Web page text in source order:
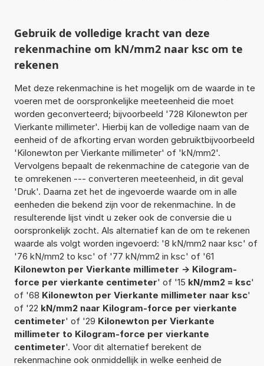
Gebruik de volledige kracht van deze
rekenmachine om kN/mm2 naar ksc om te
rekenen
Met deze rekenmachine is het mogelijk om de waarde in te
voeren met de oorspronkelijke meeteenheid die moet
worden geconverteerd; bijvoorbeeld '728 Kilonewton per
Vierkante millimeter'. Hierbij kan de volledige naam van de
eenheid of de afkorting ervan worden gebruiktbijvoorbeeld
'Kilonewton per Vierkante millimeter' of 'kN/mm2'.
Vervolgens bepaalt de rekenmachine de categorie van de
te omrekenen --- converteren meeteenheid, in dit geval
'Druk'. Daarna zet het de ingevoerde waarde om in alle
eenheden die bekend zijn voor de rekenmachine. In de
resulterende lijst vindt u zeker ook de conversie die u
oorspronkelijk zocht. Als alternatief kan de om te rekenen
waarde als volgt worden ingevoerd: '8 kN/mm2 naar ksc' of
'76 kN/mm2 to ksc' of '77 kN/mm2 in ksc' of '61
Kilonewton per Vierkante millimeter -> Kilogram-
force per vierkante centimeter' of '15 kN/mm2 = ksc'
of '68 Kilonewton per Vierkante millimeter naar ksc'
of '22 kN/mm2 naar Kilogram-force per vierkante
centimeter' of '29 Kilonewton per Vierkante
millimeter to Kilogram-force per vierkante
centimeter'. Voor dit alternatief berekent de
rekenmachine ook onmiddellijk in welke eenheid de